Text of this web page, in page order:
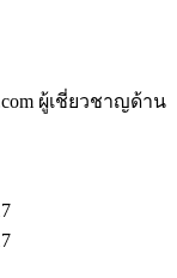
ผู้เชี่ยวชาญด้าน